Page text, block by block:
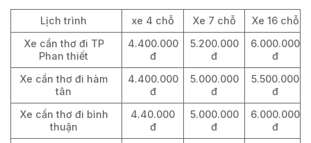
Lịch trình xe 4 chỗ Xe 7 chỗ
Xe 16 chỗ
Xe cần thơ đi TP
Phan thiết
4.400.000
đ
5.200.000
đ
6.000.000
đ
Xe cần thơ đi hàm
tân
4.400.000
đ
5.000.000
đ
5.500.000
đ
Xe cần thơ đi bình
thuận
4.40.000
đ
5.000.000
đ
6.000.000
đ